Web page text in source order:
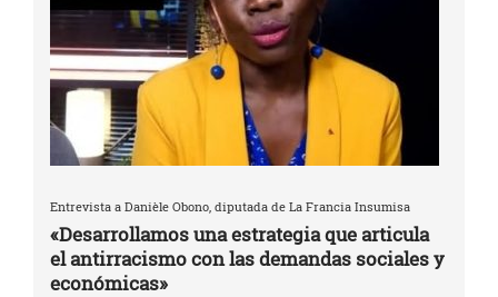
Entrevista a Danièle Obono, diputada de La Francia Insumisa
«Desarrollamos una estrategia que articula
el antirracismo con las demandas sociales y
económicas»